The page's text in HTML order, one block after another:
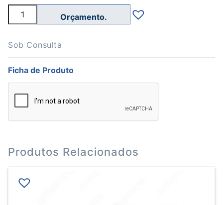
Quantidade
Nivelador
em
Ténis
Sob Consulta
Ficha de Produto
Produtos Relacionados